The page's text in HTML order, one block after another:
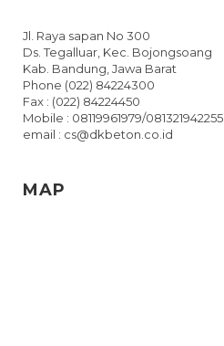
Jl. Raya sapan No 300
Ds. Tegalluar, Kec. Bojongsoang
Kab. Bandung, Jawa Barat
Phone (022) 84224300
Fax : (022) 84224450
Mobile : 08119961979/081321942255
email : cs@dkbeton.co.id
MAP